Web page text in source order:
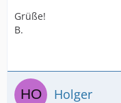
Grüße!
B.
Holger